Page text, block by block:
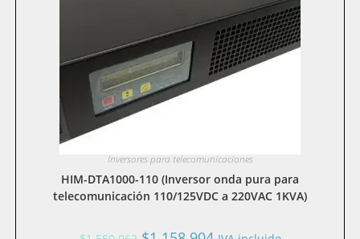
Inversores para telecomunicaciones
HIM-DTA1000-110 (Inversor onda pura para
telecomunicación 110/125VDC a 220VAC 1KVA)
El El